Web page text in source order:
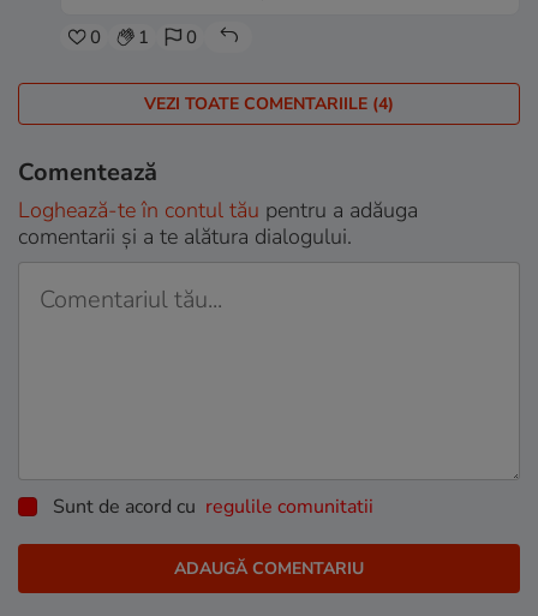
0 1 0
VEZI TOATE COMENTARIILE (4)
Comentează
Loghează-te în contul tău pentru a adăuga
comentarii și a te alătura dialogului.
Sunt de acord cu regulile comunitatii